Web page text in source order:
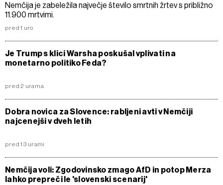
Nemčija je zabeležila največje število smrtnih žrtev s približno
11.900 mrtvimi.
pred 1 uro
Je Trump s klici Warsha poskušal vplivati na
monetarno politiko Feda?
pred 2 urama
Dobra novica za Slovence: rabljeni avti v Nemčiji
najcenejši v dveh letih
pred 13 urami
Nemčija voli: Zgodovinsko zmago AfD in potop Merza
lahko prepreči le 'slovenski scenarij'